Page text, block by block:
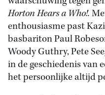
Horton Hears a Who!.
enthousiasme past
basbariton Paul
Woody Guthry, Pete
in de geschiedenis van
het persoonlijke altijd